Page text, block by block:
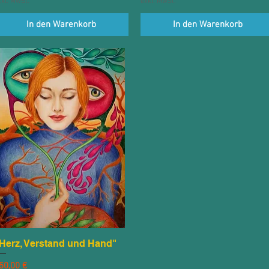
In den Warenkorb In den Warenkorb
Schnellansicht
Verstand und Hand"
€